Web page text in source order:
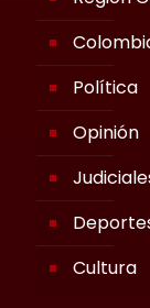
Política
Opinión
Cultura